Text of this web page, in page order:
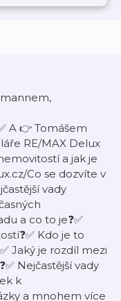
A 👉 Tomášem
RE/MAX Delux
a jak je
Co se dozvíte v
vady
a co to je❓✅
Kdo je to
Jaký je rozdíl mezi
Nejčastější vady
k
a mnohem více